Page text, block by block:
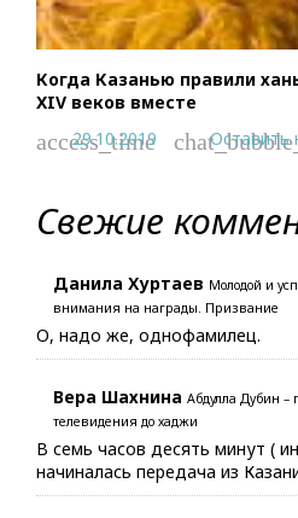
Когда Казанью правили
XIV веков вместе
access_time
29.10.2019 Оставить
Свежие
Данила Хуртаев Молодой и
внимания на награды. Призвание
О, надо же, однофамилец.
Вера Шахнина Абдулла Дубин –
телевидения до хаджи
В семь часов десять минут (
начиналась передача из